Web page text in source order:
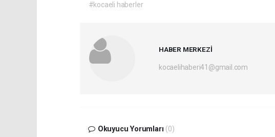
#kocaeli haberler
HABER MERKEZİ
kocaelihaberi41@gmail.com
Okuyucu Yorumları (0)